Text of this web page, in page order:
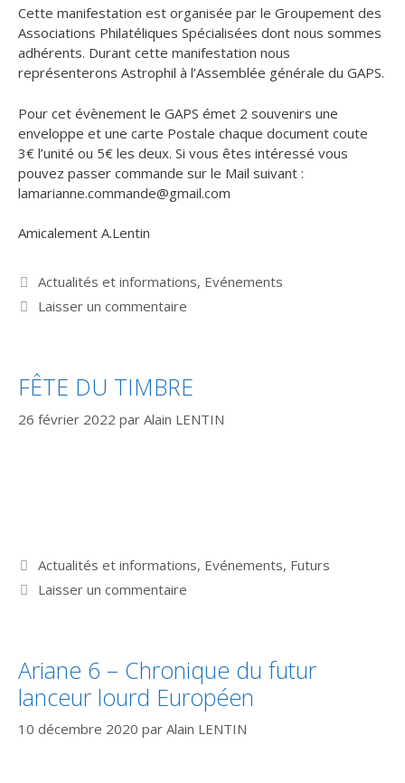
Cette manifestation est organisée par le Groupement des
Associations Philatéliques Spécialisées dont nous sommes
adhérents. Durant cette manifestation nous
représenterons Astrophil à l’Assemblée générale du GAPS.
Pour cet évènement le GAPS émet 2 souvenirs une
enveloppe et une carte Postale chaque document coute
3€ l’unité ou 5€ les deux. Si vous êtes intéressé vous
pouvez passer commande sur le Mail suivant :
lamarianne.commande@gmail.com
Amicalement A.Lentin
Catégories
Actualités et informations, Evénements
Laisser un commentaire
FÊTE DU TIMBRE
26 février 2022 par Alain LENTIN
Catégories
Actualités et informations, Evénements, Futurs
Laisser un commentaire
Ariane 6 – Chronique du futur
lanceur lourd Européen
10 décembre 2020 par Alain LENTIN